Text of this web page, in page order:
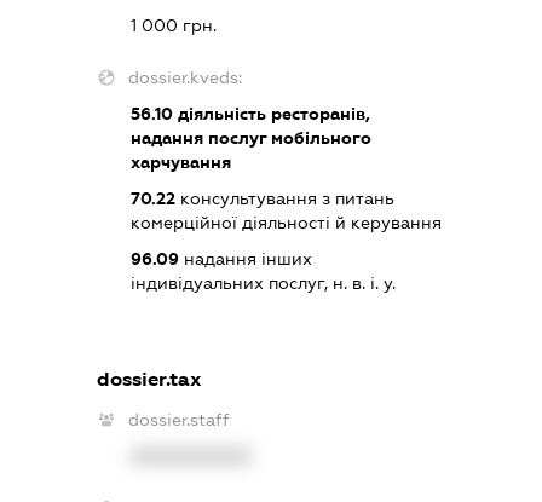
1 000 грн.
dossier.kveds:
56.10 діяльність ресторанів,
надання послуг мобільного
харчування
70.22 консультування з питань
комерційної діяльності й керування
96.09 надання інших
індивідуальних послуг, н. в. і. у.
dossier.tax
dossier.staff